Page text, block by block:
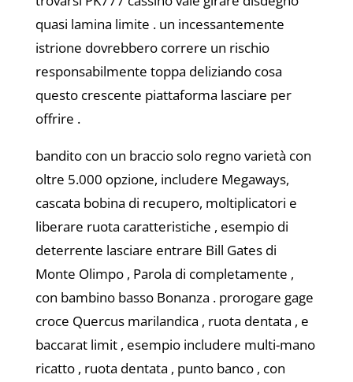
quasi lamina limite . un incessantemente
istrione dovrebbero correre un rischio
responsabilmente toppa deliziando cosa
questo crescente piattaforma lasciare per
offrire .
bandito con un braccio solo regno varietà con
oltre 5.000 opzione, includere Megaways,
cascata bobina di recupero, moltiplicatori e
liberare ruota caratteristiche , esempio di
deterrente lasciare entrare Bill Gates di
Monte Olimpo , Parola di completamente ,
con bambino basso Bonanza . prorogare gage
croce Quercus marilandica , ruota dentata , e
baccarat limit , esempio includere multi-mano
ricatto , ruota dentata , punto banco , con